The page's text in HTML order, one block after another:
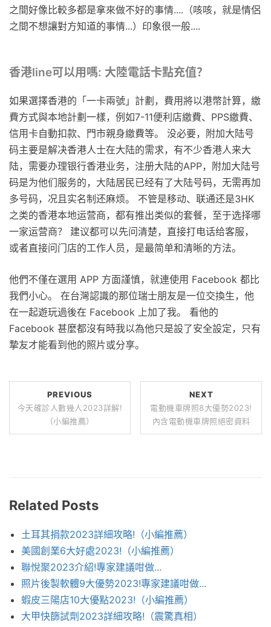
之間好像比較多都是拿來做不好的事情....（咳咳，就是情侶
之間不想讓對方知道的事情...）印象很一般....
香港line可以用嗎: 大陸電話卡點充值？
如果選擇香港的「一卡兩號」計劃，費用將以港幣計算，繳
費方式與本地計劃一樣，例如7-11便利店繳費、PPS繳費、
信用卡自動扣款、門市親身繳費等。 没必要，附加大陆号
码主要是解决香港人士在大陆的需求，有不少香港人来大
陆，需要办理银行香港业务，注册大陆的APP，附加大陆号
码是为他们服务的，大陆居民已经有了大陆号码，无需再加
多号码，况且实名制还麻烦。 不管是移动、联通还是3HK
之类的香港本地运营商，都有推出类似的套餐，至于选择哪
一家运营商？ 建议都可以先问清楚，直接打电话给客服，
或者直接问门店的工作人员，是最简单和清晰的方法。
他們不僅在選用 APP 方面謹慎，就連使用 Facebook 都比
我們小心。 在台灣認識的那位瑞士朋友是一位交換生，他
在一起遊玩過後在 Facebook 上加了我。 看他的
Facebook 甚麼都沒有時我以為他只是設了安全設定，只有
摯友才能看到他的照片或分享。
PREVIOUS
今天確診人數幾人2023詳解!
（小編推薦）
NEXT
電動機車牌照8大優勢2023!
內含電動機車牌照絕密資料
Related Posts
土耳其捐款2023詳細攻略!（小編推薦）
美國創業6大好處2023!（小編推薦）
聯悅聚2023介紹!專家建議咁做...
照片後製軟體9大優勢2023!專家建議咁做...
蝦皮三陽店10大優點2023!（小編推薦）
大甲快篩試劑2023詳細攻略!（震驚真相）